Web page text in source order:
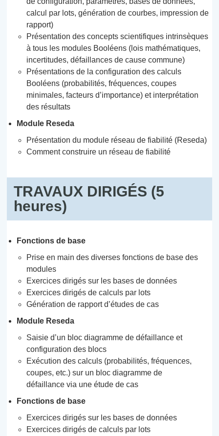
calcul par lots, génération de courbes, impression de
rapport)
Présentation des concepts scientifiques intrinsèques
à tous les modules Booléens (lois mathématiques,
incertitudes, défaillances de cause commune)
Présentations de la configuration des calculs
Booléens (probabilités, fréquences, coupes
minimales, facteurs d’importance) et interprétation
des résultats
Module Reseda
Présentation du module réseau de fiabilité (Reseda)
Comment construire un réseau de fiabilité
TRAVAUX DIRIGÉS (5
heures)
Fonctions de base
Prise en main des diverses fonctions de base des
modules
Exercices dirigés sur les bases de données
Exercices dirigés de calculs par lots
Génération de rapport d’études de cas
Module Reseda
Saisie d’un bloc diagramme de défaillance et
configuration des blocs
Exécution des calculs (probabilités, fréquences,
coupes, etc.) sur un bloc diagramme de
défaillance via une étude de cas
Fonctions de base
Exercices dirigés sur les bases de données
Exercices dirigés de calculs par lots